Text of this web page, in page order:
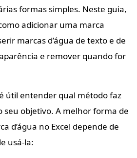
formas simples. Neste guia,
adicionar uma marca
marcas d’água de texto e de
e remover quando for
útil entender qual método faz
seu objetivo. A melhor forma de
d’água no Excel depende de
usá-la: